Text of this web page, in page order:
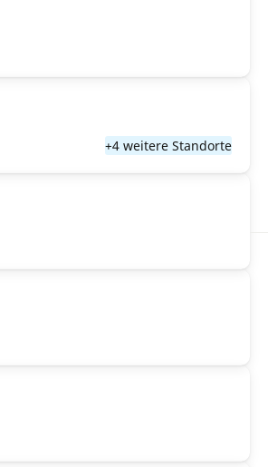
+4 weitere Standorte